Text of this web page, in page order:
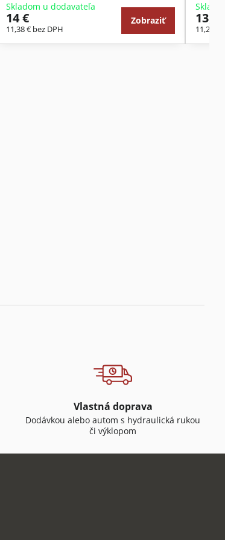
Skladom u dodavateľa
14 €
11,38 € bez DPH
Zobraziť
11,26 €
Vlastná doprava
Dodávkou alebo autom s hydraulická rukou
či výklopom